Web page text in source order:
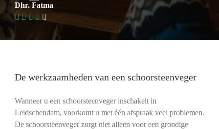
Dhr. Fatma
De werkzaamheden van een schoorsteenveger
Wanneer u een schoorsteenveger inschakelt in
Leidschendam, voorkomt u met één afspraak veel problemen.
De schoorsteenveger zorgt niet alleen voor een grondige